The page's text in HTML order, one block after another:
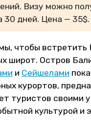
Визу можно
30 дней. Цена — 35$.
чтобы
широт. Остров
и Сейшелами
курортов,
туристов своими
культурой и